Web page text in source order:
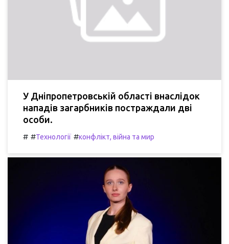
У Дніпропетровській області внаслідок
нападів загарбників постраждали дві
особи.
# #Технології #конфлікт, війна та мир